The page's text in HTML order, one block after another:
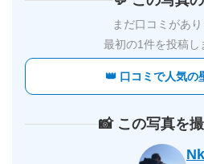
まだ口コミがあり
最初の1件を投稿し
👑 口コミで人気の
📸 この写真を